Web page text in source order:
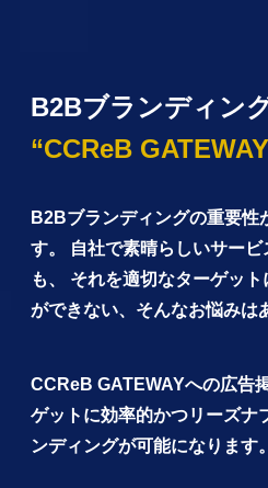
B2Bブランディン
“CCReB
B2Bブランディングの重要性
す。
自社で素晴らしいサー
も、
それを適切なターゲッ
ができない、 そんなお悩みは
CCReB GATEWAYへの広告
ゲットに効率的かつリーズナ
ンディングが可能になります。